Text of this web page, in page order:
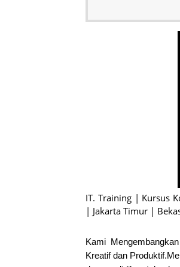
IT. Training | Kursus
| Jakarta Timur |
Kami
Kreatif dan